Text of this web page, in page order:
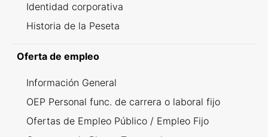
Identidad corporativa
Historia de la Peseta
Oferta de empleo
Información General
OEP Personal func. de carrera o laboral fijo
Ofertas de Empleo Público / Empleo Fijo